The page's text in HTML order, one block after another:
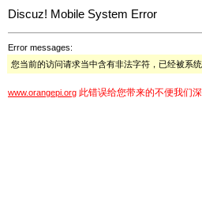
Discuz! Mobile System Error
Error messages:
您当前的访问请求当中含有非法字符，已经被系
www.orangepi.org 此错误给您带来的不便我们